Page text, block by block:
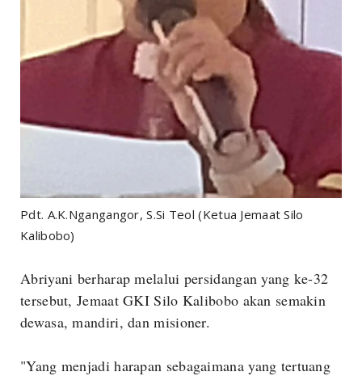
Pdt. A.K.Ngangangor, S.Si Teol (Ketua Jemaat Silo
Kalibobo)
Abriyani berharap melalui persidangan yang ke-32
tersebut, Jemaat GKI Silo Kalibobo akan semakin
dewasa, mandiri, dan misioner.
"Yang menjadi harapan sebagaimana yang tertuang